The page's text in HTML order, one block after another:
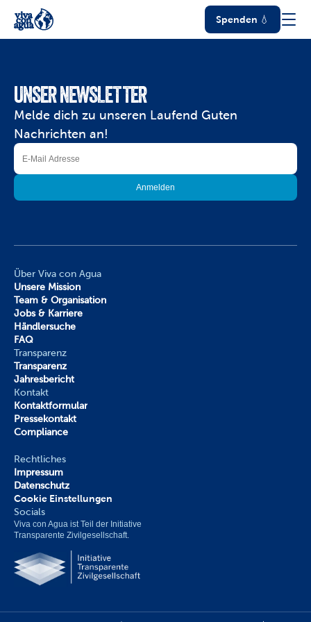
Spenden 💧
UNSER NEWSLETTER
Melde dich zu unseren Laufend Guten
Nachrichten an!
Über Viva con Agua
Unsere Mission
Team & Organisation
Jobs & Karriere
Händlersuche
FAQ
Transparenz
Transparenz
Jahresbericht
Kontakt
Kontaktformular
Pressekontakt
Compliance
Rechtliches
Impressum
Datenschutz
Cookie Einstellungen
Socials
Viva con Agua ist Teil der Initiative
Transparente Zivilgesellschaft.